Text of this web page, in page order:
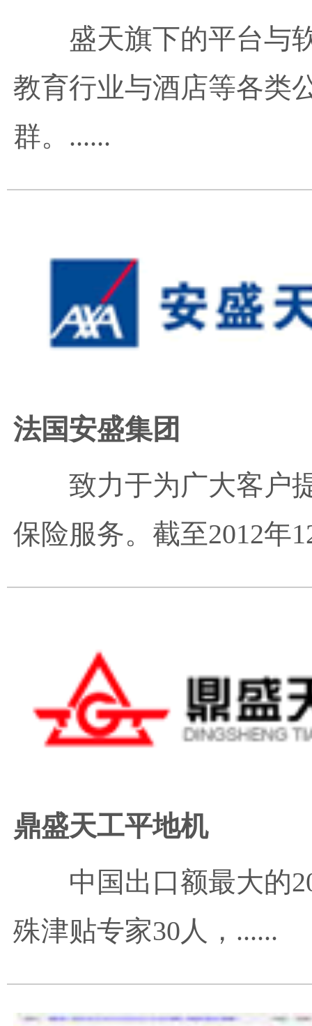
盛天旗下的平台与
教育行业与酒店等各类
群。......
法国安盛集团
致力于为广大客户
保险服务。截至2012年
鼎盛天工平地机
中国出口额最大的
殊津贴专家30人，......